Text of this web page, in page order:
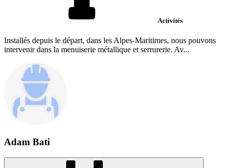
Activités
Installés depuis le départ, dans les Alpes-Maritimes, nous pouvons
intervenir dans la menuiserie métallique et serrurerie. Av...
Adam Bati